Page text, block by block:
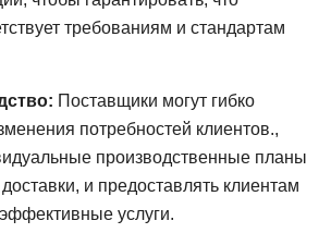
требованиям и стандартам
Поставщики могут гибко
потребностей клиентов.,
производственные планы
и предоставлять клиентам
услуги.